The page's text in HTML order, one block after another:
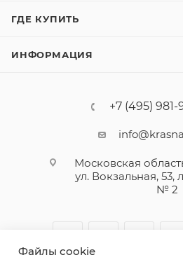
ГДЕ КУПИТЬ
ИНФОРМАЦИЯ
+7 (495)
Московская
ул. Вокзальная, 53,
№ 2
Файлы cookie